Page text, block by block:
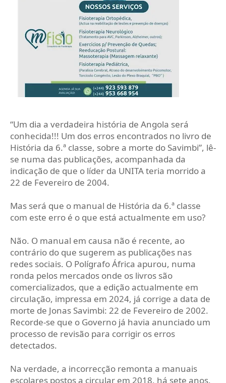
“Um dia a verdadeira história de Angola será
conhecida!!! Um dos erros encontrados no livro de
História da 6.ª classe, sobre a morte do Savimbi”, lê-
se numa das publicações, acompanhada da
indicação de que o líder da UNITA teria morrido a
22 de Fevereiro de 2004.
Mas será que o manual de História da 6.ª classe
com este erro é o que está actualmente em uso?
Não. O manual em causa não é recente, ao
contrário do que sugerem as publicações nas
redes sociais. O Polígrafo África apurou, numa
ronda pelos mercados onde os livros são
comercializados, que a edição actualmente em
circulação, impressa em 2024, já corrige a data de
morte de Jonas Savimbi: 22 de Fevereiro de 2002.
Recorde-se que o Governo já havia anunciado um
processo de revisão para corrigir os erros
detectados.
Na verdade, a incorrecção remonta a manuais
escolares postos a circular em 2018, há sete anos,